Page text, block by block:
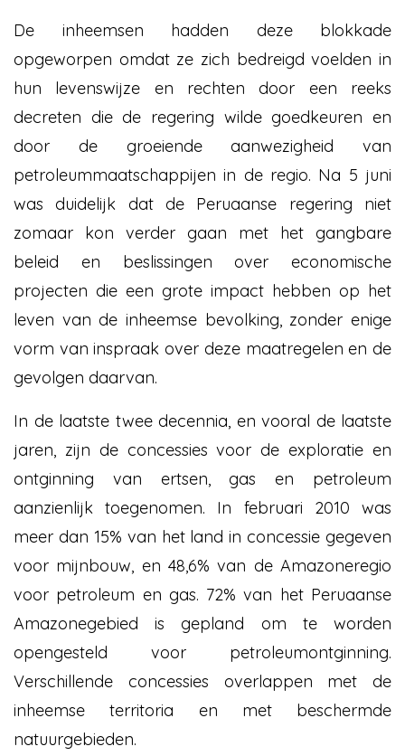
De inheemsen hadden deze blokkade
opgeworpen omdat ze zich bedreigd voelden in
hun levenswijze en rechten door een reeks
decreten die de regering wilde goedkeuren en
door de groeiende aanwezigheid van
petroleummaatschappijen in de regio. Na 5 juni
was duidelijk dat de Peruaanse regering niet
zomaar kon verder gaan met het gangbare
beleid en beslissingen over economische
projecten die een grote impact hebben op het
leven van de inheemse bevolking, zonder enige
vorm van inspraak over deze maatregelen en de
gevolgen daarvan.
In de laatste twee decennia, en vooral de laatste
jaren, zijn de concessies voor de exploratie en
ontginning van ertsen, gas en petroleum
aanzienlijk toegenomen. In februari 2010 was
meer dan 15% van het land in concessie gegeven
voor mijnbouw, en 48,6% van de Amazoneregio
voor petroleum en gas. 72% van het Peruaanse
Amazonegebied is gepland om te worden
opengesteld voor petroleumontginning.
Verschillende concessies overlappen met de
inheemse territoria en met beschermde
natuurgebieden.